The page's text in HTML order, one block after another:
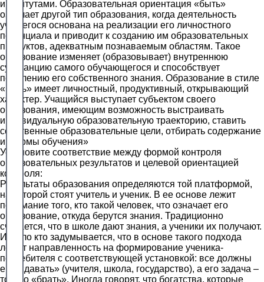
институтами. Образовательная ориентация «быть»
означает другой тип образования, когда деятельность
учащегося основана на реализации его личностного
потенциала и приводит к созданию им образовательных
продуктов, адекватным познаваемым областям. Такое
образование изменяет (образовывает) внутреннюю
субстанцию самого обучающегося и способствует
появлению его собственного знания. Образование в стиле
«быть» имеет личностный, продуктивный, открывающий
характер. Учащийся выступает субъектом своего
образования, имеющим возможность выстраивать
индивидуальную образовательную траекторию, ставить
собственные образовательные цели, отбирать содержание
и формы обучения»
Установите соответствие между формой контроля
образовательных результатов и целевой ориентацией
контроля:
Результаты образования определяются той платформой,
на которой стоят учитель и ученик. В ее основе лежит
понимание того, кто такой человек, что означает его
образование, откуда берутся знания. Традиционно
считается, что в школе дают знания, а ученики их получают.
И мало кто задумывается, что в основе такого подхода
лежит направленность на формирование ученика-
потребителя с соответствующей установкой: все должны
ему «давать» (учителя, школа, государство), а его задача –
только «брать». Иногда говорят, что богатства, которые